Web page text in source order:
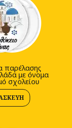
παρέλασης
με όνομα
σχολείου